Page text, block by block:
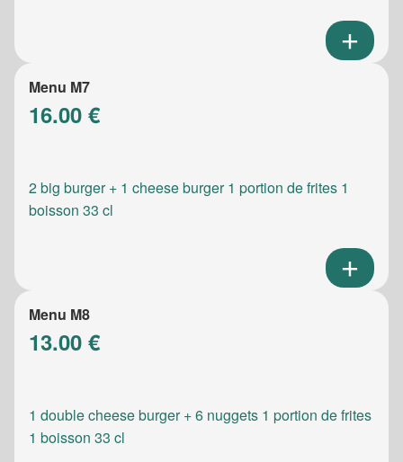
Menu M7
16.00 €
2 big burger + 1 cheese burger 1 portion de frites 1
boisson 33 cl
Menu M8
13.00 €
1 double cheese burger + 6 nuggets 1 portion de frites
1 boisson 33 cl